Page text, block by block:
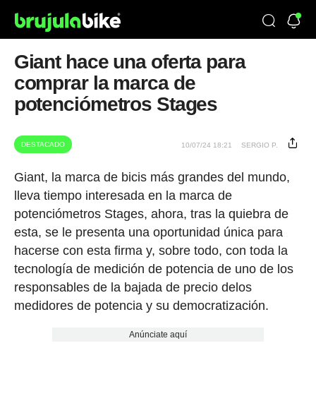
Giant hace una oferta para
comprar la marca de
potenciómetros Stages
DESTACADO 10/07/24 18:21 SERGIO P.
Giant, la marca de bicis más grandes del mundo,
lleva tiempo interesada en la marca de
potenciómetros Stages, ahora, tras la quiebra de
esta, se le presenta una oportunidad única para
hacerse con esta firma y, sobre todo, con toda la
tecnología de medición de potencia de uno de los
responsables de la bajada de precio delos
medidores de potencia y su democratización.
Anúnciate aquí